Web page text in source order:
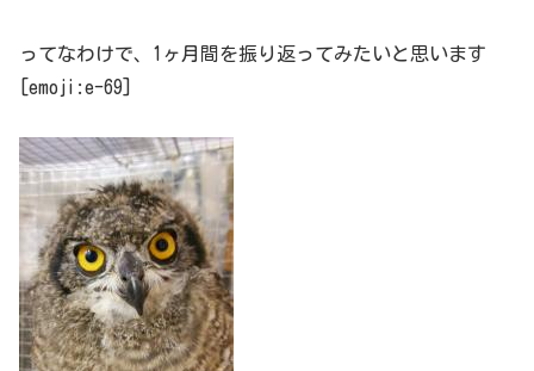
ってなわけで、1ヶ月間を振り返ってみたいと思います
[emoji:e-69]